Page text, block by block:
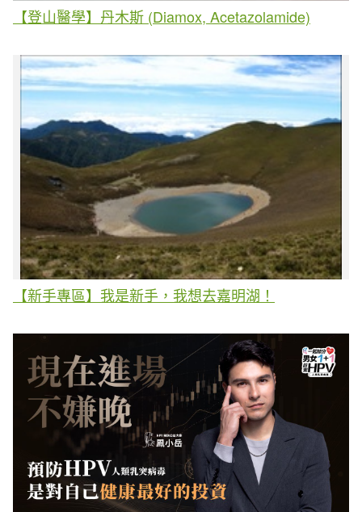
【登山醫學】丹木斯 (Diamox, Acetazolamide)
【新手專區】我是新手，我想去嘉明湖！